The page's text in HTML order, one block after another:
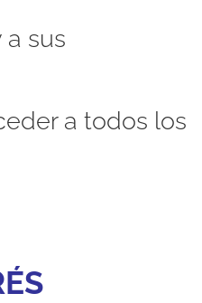
sus
a todos los